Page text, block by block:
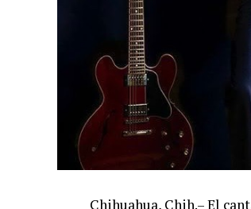
Chihuahua, Chih.– El